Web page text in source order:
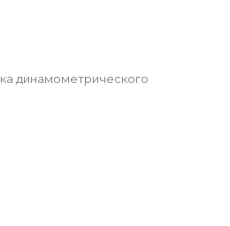
динамометрического